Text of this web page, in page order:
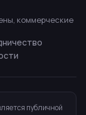
коммерческие
публичной